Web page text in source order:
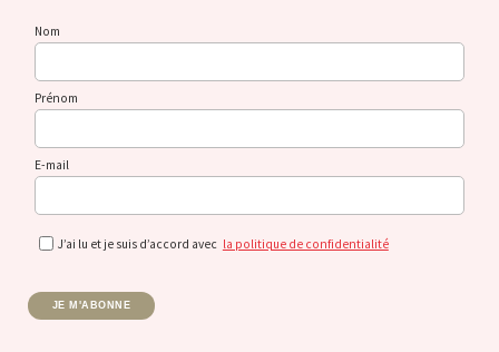
Nom
Prénom
E-mail
J’ai lu et je suis d’accord avec la politique de confidentialité
JE M'ABONNE